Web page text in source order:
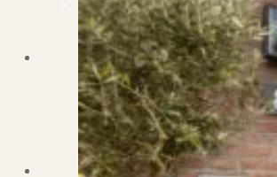
Verenigingen
PUUR* is aangesloten bij...